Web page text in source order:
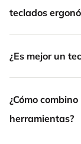
teclados
¿Es mejor un
¿Cómo
herramientas?